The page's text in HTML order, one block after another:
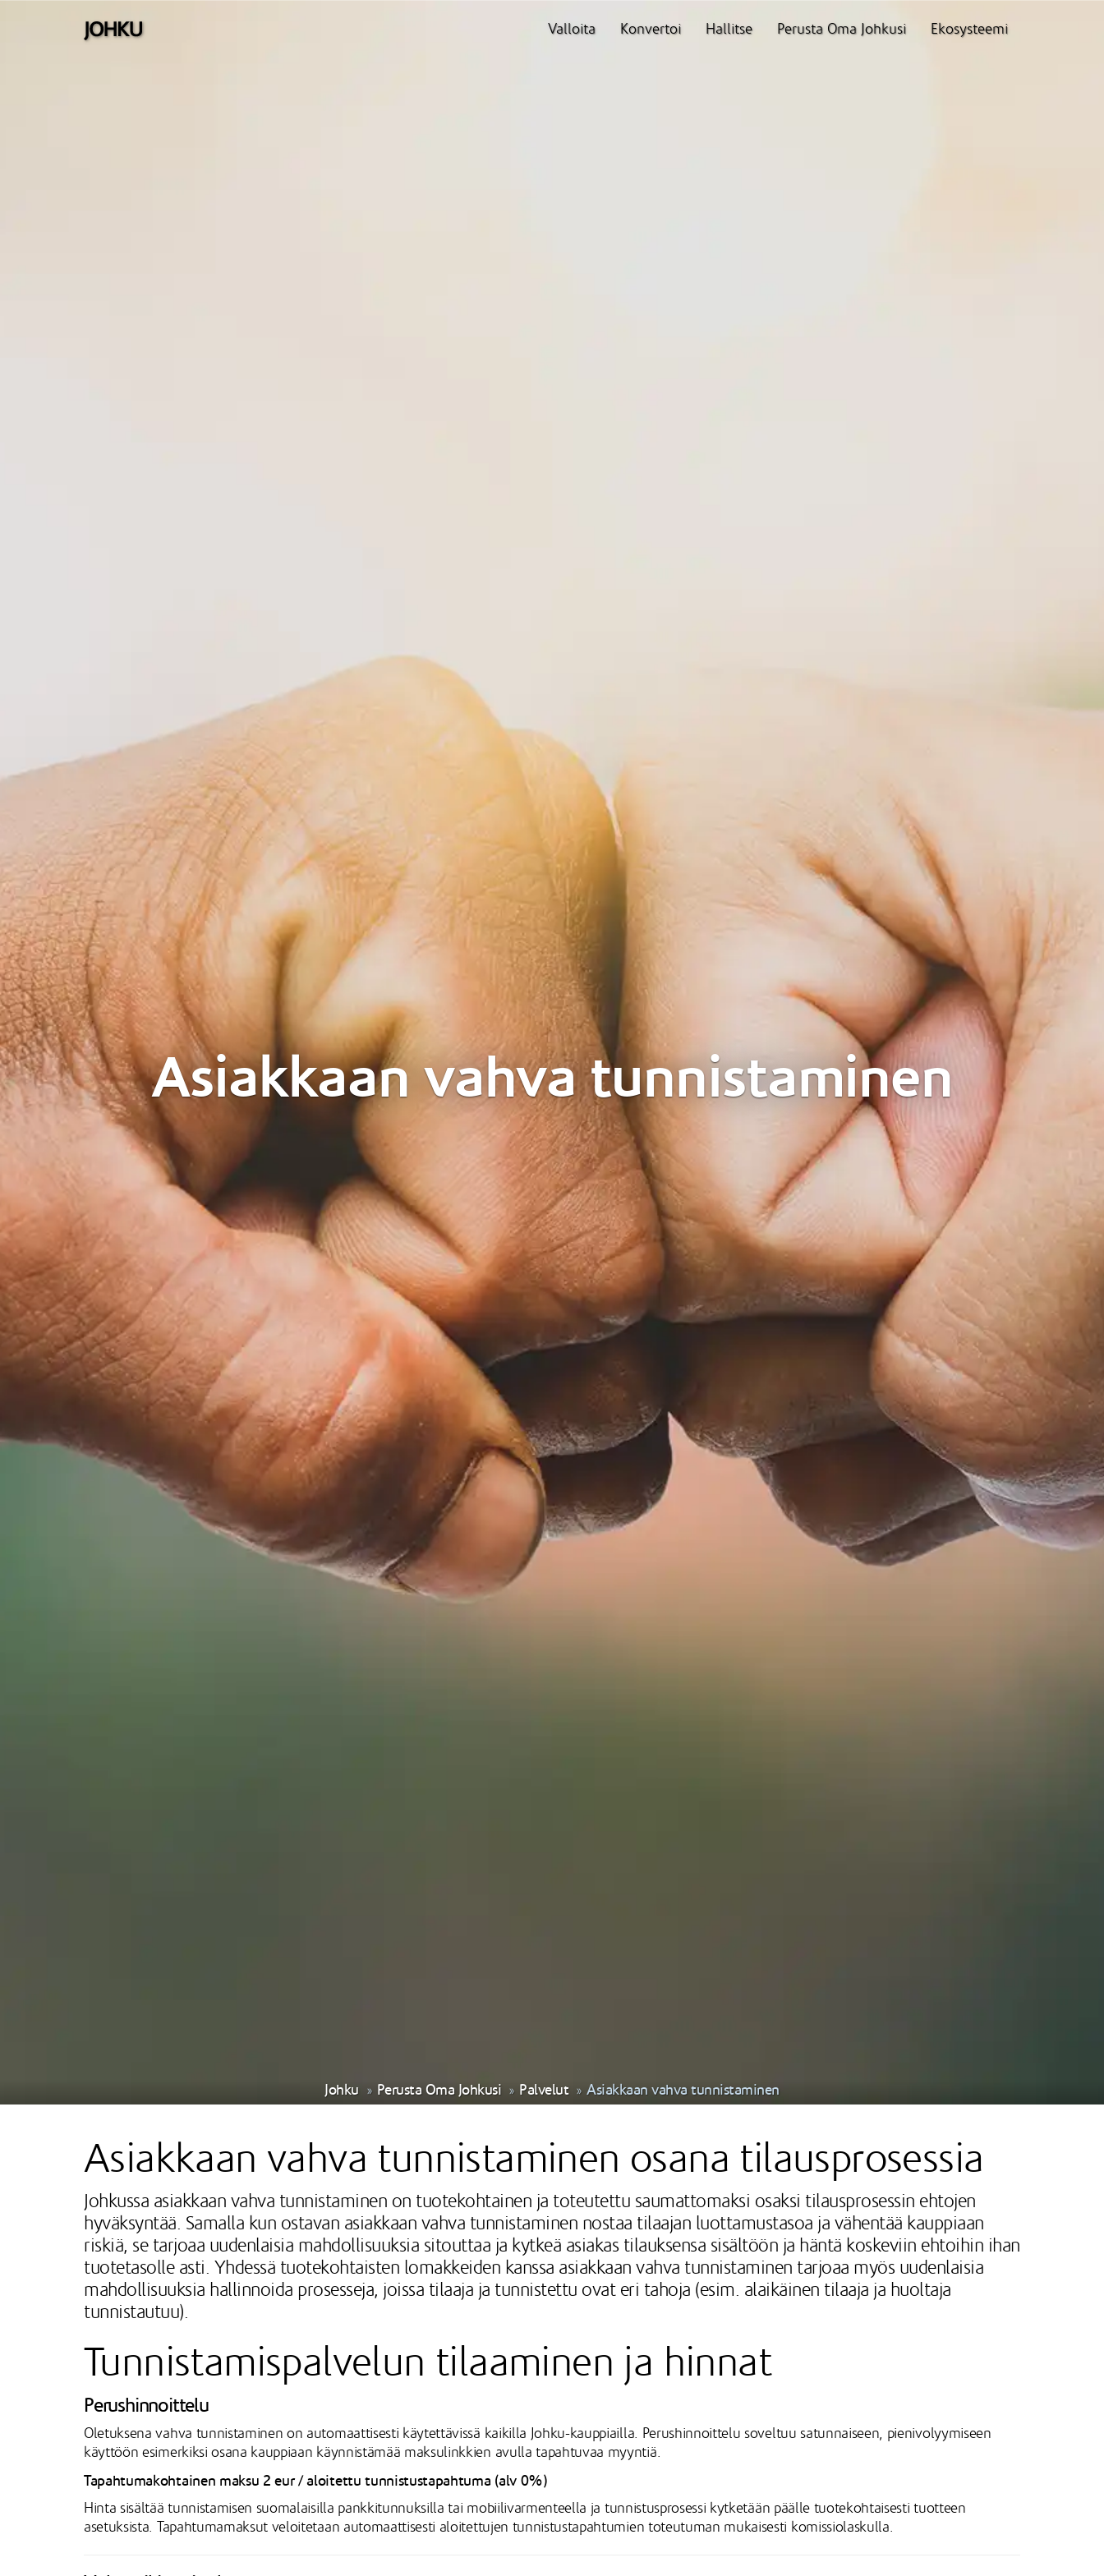
Valloita Konvertoi Hallitse Perusta Oma Johkusi Ekosysteemi
Asiakkaan vahva tunnistaminen
Johku Perusta Oma Johkusi Palvelut Asiakkaan vahva tunnistaminen
Asiakkaan vahva tunnistaminen osana tilausprosessia
Johkussa asiakkaan vahva tunnistaminen on tuotekohtainen ja toteutettu saumattomaksi osaksi tilausprosessin ehtojen
hyväksyntää. Samalla kun ostavan asiakkaan vahva tunnistaminen nostaa tilaajan luottamustasoa ja vähentää kauppiaan
riskiä, se tarjoaa uudenlaisia mahdollisuuksia sitouttaa ja kytkeä asiakas tilauksensa sisältöön ja häntä koskeviin ehtoihin ihan
tuotetasolle asti. Yhdessä tuotekohtaisten lomakkeiden kanssa asiakkaan vahva tunnistaminen tarjoaa myös uudenlaisia
mahdollisuuksia hallinnoida prosesseja, joissa tilaaja ja tunnistettu ovat eri tahoja (esim. alaikäinen tilaaja ja huoltaja
tunnistautuu).
Tunnistamispalvelun tilaaminen ja hinnat
Perushinnoittelu
Oletuksena vahva tunnistaminen on automaattisesti käytettävissä kaikilla Johku-kauppiailla. Perushinnoittelu soveltuu satunnaiseen, pienivolyymiseen
käyttöön esimerkiksi osana kauppiaan käynnistämää maksulinkkien avulla tapahtuvaa myyntiä.
Tapahtumakohtainen maksu 2 eur / aloitettu tunnistustapahtuma (alv 0%)
Hinta sisältää tunnistamisen suomalaisilla pankkitunnuksilla tai mobiilivarmenteella ja tunnistusprosessi kytketään päälle tuotekohtaisesti tuotteen
asetuksista. Tapahtumamaksut veloitetaan automaattisesti aloitettujen tunnistustapahtumien toteutuman mukaisesti komissiolaskulla.